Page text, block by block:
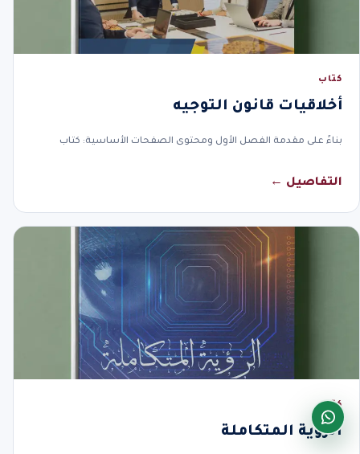
كتاب
أخلاقيات قانون التوجيه
بناءً على مقدمة الفصل الأول ومحتوى الصفحات الأساسية: كتاب
التفاصيل ←
كتاب
الرؤية المتكاملة